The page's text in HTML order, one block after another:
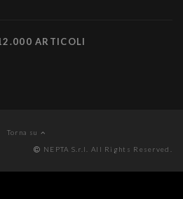
ARTICOLI
Torna su
NEPTA S.r.l. All Rights Reserved.